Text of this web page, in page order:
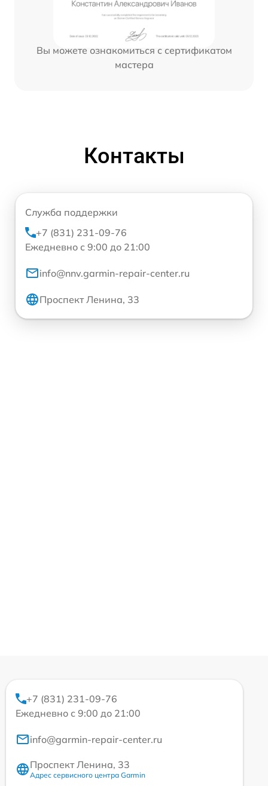
Вы можете ознакомиться с сертификатом
мастера
Контакты
Служба поддержки
+7 (831) 231-09-76
Ежедневно с 9:00 до 21:00
info@nnv.garmin-repair-center.ru
Проспект Ленина, 33
+7 (831) 231-09-76
Ежедневно с 9:00 до 21:00
info@garmin-repair-center.ru
Проспект Ленина, 33
Адрес сервисного центра Garmin